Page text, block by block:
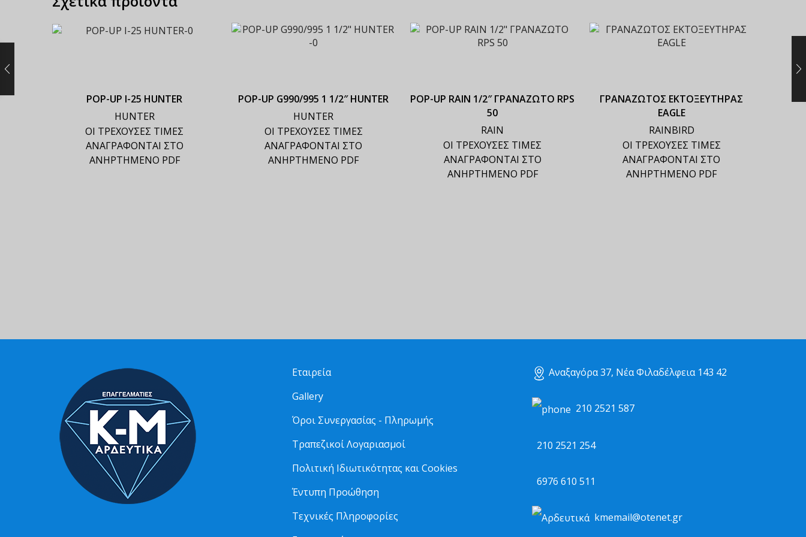
ΡΟΡ-UP Ι-25 HUNTER
HUNTER
ΟΙ ΤΡΕΧΟΥΣΕΣ ΤΙΜΕΣ
ΑΝΑΓΡΑΦΟΝΤΑΙ ΣΤΟ
ΑΝΗΡΤΗΜΕΝΟ PDF
ΡΟΡ-UP G990/995 1 1/2″ HUNTER
HUNTER
ΟΙ ΤΡΕΧΟΥΣΕΣ ΤΙΜΕΣ
ΑΝΑΓΡΑΦΟΝΤΑΙ ΣΤΟ
ΑΝΗΡΤΗΜΕΝΟ PDF
ΡΟΡ-UP RAIN 1/2″ ΓΡΑΝΑΖΩΤΟ RPS
50
RAIN
ΟΙ ΤΡΕΧΟΥΣΕΣ ΤΙΜΕΣ
ΑΝΑΓΡΑΦΟΝΤΑΙ ΣΤΟ
ΑΝΗΡΤΗΜΕΝΟ PDF
ΓΡΑΝΑΖΩΤΟΣ ΕΚΤΟΞΕΥΤΗΡΑΣ
EAGLE
RAINBIRD
ΟΙ ΤΡΕΧΟΥΣΕΣ ΤΙΜΕΣ
ΑΝΑΓΡΑΦΟΝΤΑΙ ΣΤΟ
ΑΝΗΡΤΗΜΕΝΟ PDF
Εταιρεία
Gallery
Όροι Συνεργασίας - Πληρωμής
Τραπεζικοί Λογαριασμοί
Πολιτική Ιδιωτικότητας και Cookies
Έντυπη Προώθηση
Τεχνικές Πληροφορίες
Αναξαγόρα 37, Νέα Φιλαδέλφεια 143 42
210 2521 587
210 2521 254
6976 610 511
kmemail@otenet.gr